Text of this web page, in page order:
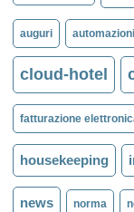
auguri
cloud-hotel
fatturazione
housekeeping
news norma